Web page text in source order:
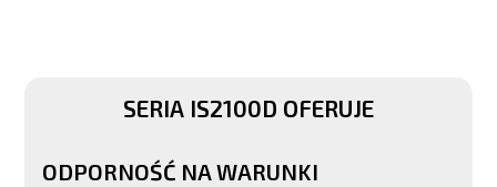
SERIA IS2100D OFERUJE
ODPORNOŚĆ NA WARUNKI